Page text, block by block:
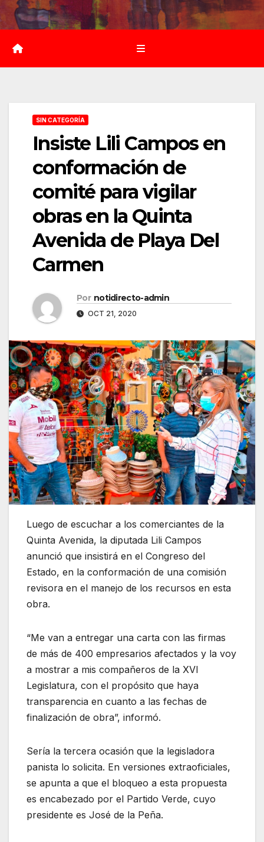
Saltar
al
contenido
SIN CATEGORÍA
Insiste Lili Campos en
conformación de
comité para vigilar
obras en la Quinta
Avenida de Playa Del
Carmen
Por notidirecto-admin
OCT 21, 2020
Luego de escuchar a los comerciantes de la
Quinta Avenida, la diputada Lili Campos
anunció que insistirá en el Congreso del
Estado, en la conformación de una comisión
revisora en el manejo de los recursos en esta
obra.
“Me van a entregar una carta con las firmas
de más de 400 empresarios afectados y la voy
a mostrar a mis compañeros de la XVI
Legislatura, con el propósito que haya
transparencia en cuanto a las fechas de
finalización de obra”, informó.
Sería la tercera ocasión que la legisladora
panista lo solicita. En versiones extraoficiales,
se apunta a que el bloqueo a esta propuesta
es encabezado por el Partido Verde, cuyo
presidente es José de la Peña.